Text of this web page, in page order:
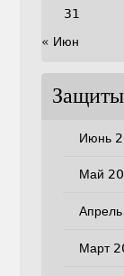
31
« Июн
Июнь
Май
Март